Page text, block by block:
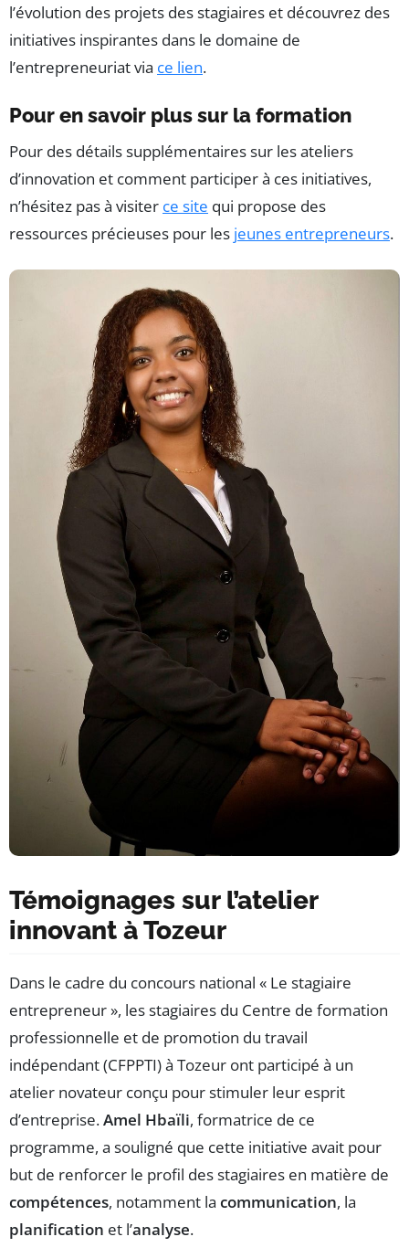
l’évolution des projets des stagiaires et découvrez des
initiatives inspirantes dans le domaine de
l’entrepreneuriat via ce lien.
Pour en savoir plus sur la formation
Pour des détails supplémentaires sur les ateliers
d’innovation et comment participer à ces initiatives,
n’hésitez pas à visiter ce site qui propose des
ressources précieuses pour les jeunes entrepreneurs.
Témoignages sur l’atelier
innovant à Tozeur
Dans le cadre du concours national « Le stagiaire
entrepreneur », les stagiaires du Centre de formation
professionnelle et de promotion du travail
indépendant (CFPPTI) à Tozeur ont participé à un
atelier novateur conçu pour stimuler leur esprit
d’entreprise.Amel Hbaïli, formatrice de ce
programme, a souligné que cette initiative avait pour
but de renforcer le profil des stagiaires en matière de
compétences, notamment la communication, la
planification et l’analyse.